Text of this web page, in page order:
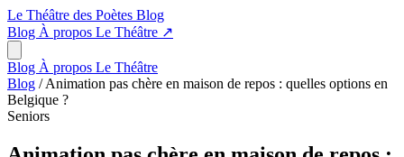
Le Théâtre des Poètes Blog
Blog À propos Le Théâtre ↗
Blog À propos Le Théâtre
Blog / Animation pas chère en maison de repos : quelles options en
Belgique ?
Seniors